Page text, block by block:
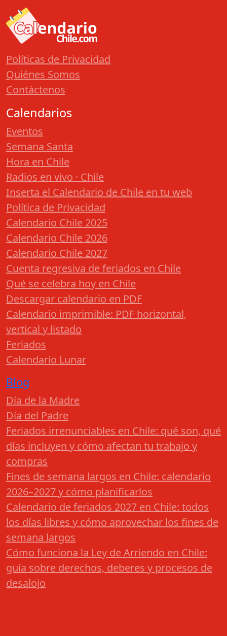
Políticas de Privacidad
Quiénes Somos
Contáctenos
Calendarios
Eventos
Semana Santa
Hora en Chile
Radios en vivo · Chile
Inserta el Calendario de Chile en tu web
Política de Privacidad
Calendario Chile 2025
Calendario Chile 2026
Calendario Chile 2027
Cuenta regresiva de feriados en Chile
Qué se celebra hoy en Chile
Descargar calendario en PDF
Calendario imprimible: PDF horizontal,
vertical y listado
Feriados
Calendario Lunar
Blog
Día de la Madre
Día del Padre
Feriados irrenunciables en Chile: qué son, qué
días incluyen y cómo afectan tu trabajo y
compras
Fines de semana largos en Chile: calendario
2026–2027 y cómo planificarlos
Calendario de feriados 2027 en Chile: todos
los días libres y cómo aprovechar los fines de
semana largos
Cómo funciona la Ley de Arriendo en Chile:
guía sobre derechos, deberes y procesos de
desalojo